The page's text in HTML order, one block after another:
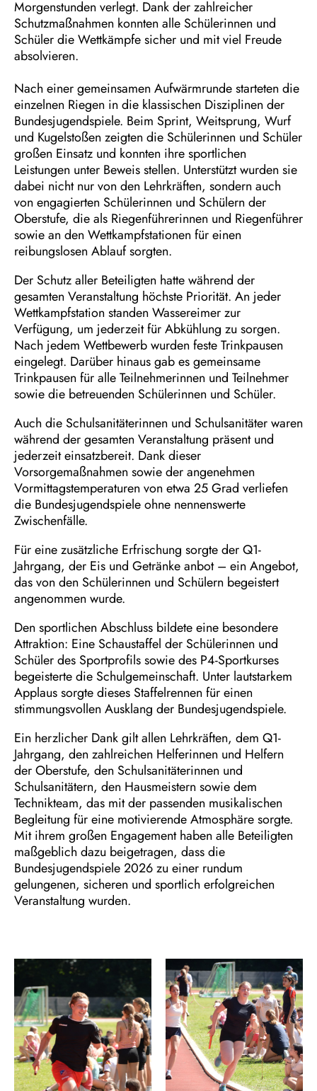
Morgenstunden verlegt. Dank der zahlreicher
Schutzmaßnahmen konnten alle Schülerinnen und
Schüler die Wettkämpfe sicher und mit viel Freude
absolvieren.
Nach einer gemeinsamen Aufwärmrunde starteten die
einzelnen Riegen in die klassischen Disziplinen der
Bundesjugendspiele. Beim Sprint, Weitsprung, Wurf
und Kugelstoßen zeigten die Schülerinnen und Schüler
großen Einsatz und konnten ihre sportlichen
Leistungen unter Beweis stellen. Unterstützt wurden sie
dabei nicht nur von den Lehrkräften, sondern auch
von engagierten Schülerinnen und Schülern der
Oberstufe, die als Riegenführerinnen und Riegenführer
sowie an den Wettkampfstationen für einen
reibungslosen Ablauf sorgten.
Der Schutz aller Beteiligten hatte während der
gesamten Veranstaltung höchste Priorität. An jeder
Wettkampfstation standen Wassereimer zur
Verfügung, um jederzeit für Abkühlung zu sorgen.
Nach jedem Wettbewerb wurden feste Trinkpausen
eingelegt. Darüber hinaus gab es gemeinsame
Trinkpausen für alle Teilnehmerinnen und Teilnehmer
sowie die betreuenden Schülerinnen und Schüler.
Auch die Schulsanitäterinnen und Schulsanitäter waren
während der gesamten Veranstaltung präsent und
jederzeit einsatzbereit. Dank dieser
Vorsorgemaßnahmen sowie der angenehmen
Vormittagstemperaturen von etwa 25 Grad verliefen
die Bundesjugendspiele ohne nennenswerte
Zwischenfälle.
Für eine zusätzliche Erfrischung sorgte der Q1-
Jahrgang, der Eis und Getränke anbot – ein Angebot,
das von den Schülerinnen und Schülern begeistert
angenommen wurde.
Den sportlichen Abschluss bildete eine besondere
Attraktion: Eine Schaustaffel der Schülerinnen und
Schüler des Sportprofils sowie des P4-Sportkurses
begeisterte die Schulgemeinschaft. Unter lautstarkem
Applaus sorgte dieses Staffelrennen für einen
stimmungsvollen Ausklang der Bundesjugendspiele.
Ein herzlicher Dank gilt allen Lehrkräften, dem Q1-
Jahrgang, den zahlreichen Helferinnen und Helfern
der Oberstufe, den Schulsanitäterinnen und
Schulsanitätern, den Hausmeistern sowie dem
Technikteam, das mit der passenden musikalischen
Begleitung für eine motivierende Atmosphäre sorgte.
Mit ihrem großen Engagement haben alle Beteiligten
maßgeblich dazu beigetragen, dass die
Bundesjugendspiele 2026 zu einer rundum
gelungenen, sicheren und sportlich erfolgreichen
Veranstaltung wurden.